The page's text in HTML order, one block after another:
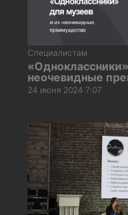
Специалистам
неочевидные
24 июня 2024 7:07